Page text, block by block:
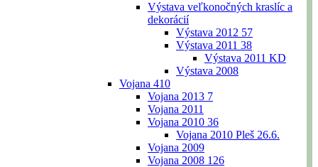
Výstava veľkonočných kraslíc a
dekorácií
Výstava 2012 57
Výstava 2011 38
Výstava 2011 KD
Výstava 2008
Vojana 410
Vojana 2013 7
Vojana 2011
Vojana 2010 36
Vojana 2010 Pleš 26.6.
Vojana 2009
Vojana 2008 126